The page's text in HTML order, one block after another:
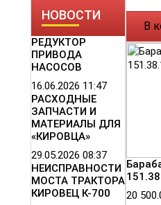
НОВОСТИ
РЕДУКТОР
ПРИВОДА
НАСОСОВ
16.06.2026 11:47
РАСХОДНЫЕ
ЗАПЧАСТИ И
МАТЕРИАЛЫ ДЛЯ
«КИРОВЦА»
29.05.2026 08:37
НЕИСПРАВНОСТИ
МОСТА ТРАКТОРА
КИРОВЕЦ К-700
В
20